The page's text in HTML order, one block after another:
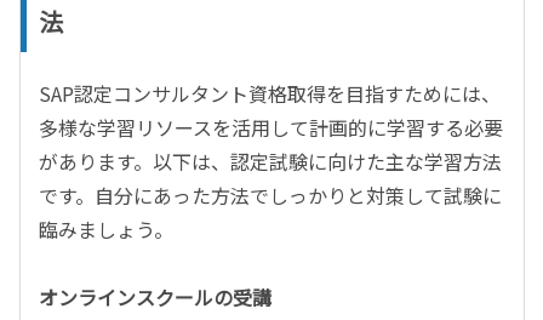
法
SAP認定コンサルタント資格取得を目指すためには、
多様な学習リソースを活用して計画的に学習する必要
があります。以下は、認定試験に向けた主な学習方法
です。自分にあった方法でしっかりと対策して試験に
臨みましょう。
オンラインスクールの受講